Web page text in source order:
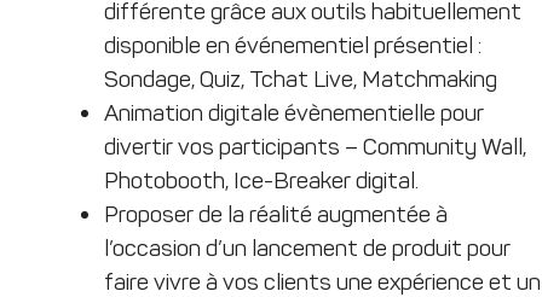
différente grâce aux outils habituellement
disponible en événementiel présentiel :
Sondage, Quiz, Tchat Live, Matchmaking
Animation digitale évènementielle pour
divertir vos participants – Community Wall,
Photobooth, Ice-Breaker digital.
Proposer de la réalité augmentée à
l’occasion d’un lancement de produit pour
faire vivre à vos clients une expérience et un